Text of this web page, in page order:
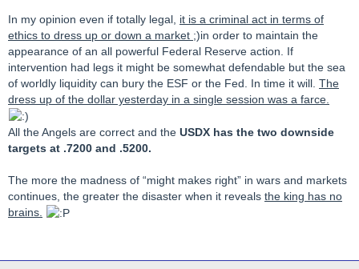
In my opinion even if totally legal, it is a criminal act in terms of
ethics to dress up or down a market ;)in order to maintain the
appearance of an all powerful Federal Reserve action. If
intervention had legs it might be somewhat defendable but the sea
of worldly liquidity can bury the ESF or the Fed. In time it will. The
dress up of the dollar yesterday in a single session was a farce.
All the Angels are correct and the USDX has the two downside
targets at .7200 and .5200.
The more the madness of “might makes right” in wars and markets
continues, the greater the disaster when it reveals the king has no
brains.